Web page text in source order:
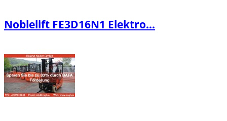
Noblelift FE3D16N1 Elektro...